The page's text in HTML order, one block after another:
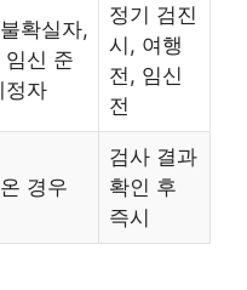
확실자,
임신 준
정자
정기 검진
시, 여행
전, 임신
전
경우
검사 결과
확인 후
즉시